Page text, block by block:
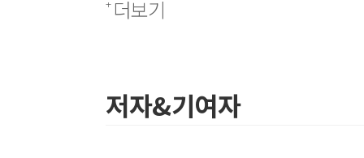
ACT 23 특수각의 삼각비의 값 1
ACT 27 삼각비 활용 1
ACT 28 삼각비 활용 2
더보기
저자&기여자